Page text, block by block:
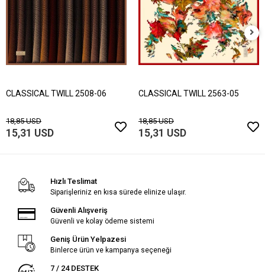
CLASSICAL TWILL 2508-06
18,85 USD
15,31 USD
CLASSICAL TWILL 2563-05
18,85 USD
15,31 USD
Hızlı Teslimat
Siparişleriniz en kısa sürede elinize ulaşır.
Güvenli Alışveriş
Güvenli ve kolay ödeme sistemi
Geniş Ürün Yelpazesi
Binlerce ürün ve kampanya seçeneği
7 / 24 DESTEK